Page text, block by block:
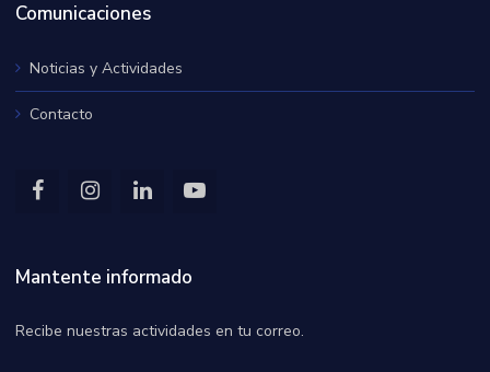
Comunicaciones
Noticias y Actividades
Contacto
Mantente informado
Recibe nuestras actividades en tu correo.